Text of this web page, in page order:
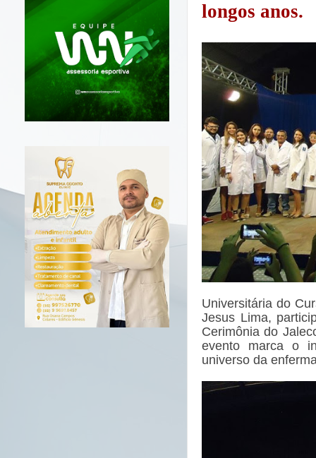
longos anos.
Universitária do
Jesus Lima,
Cerimônia do
evento marca o
universo da